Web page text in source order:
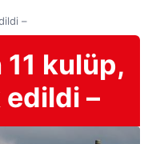
–
11 kulüp,
edildi –